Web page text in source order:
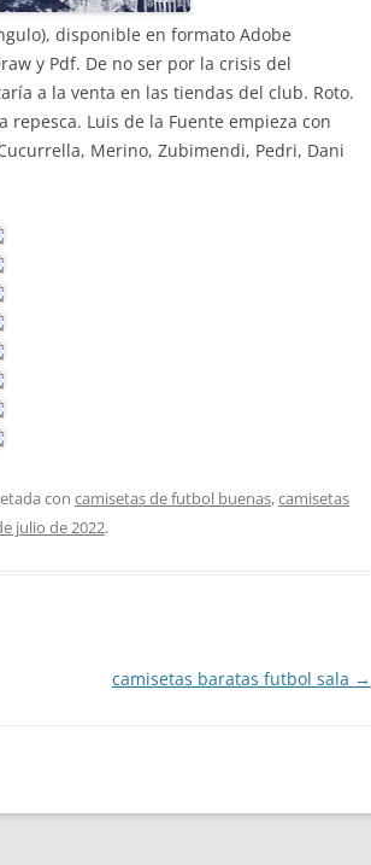
disponible en formato Adobe
y Pdf. De no ser por la crisis del
a la venta en las tiendas del club. Roto.
Luis de la Fuente empieza con
Merino, Zubimendi, Pedri, Dani
con camisetas de futbol buenas,camisetas
julio de 2022.
camisetas baratas futbol sala →